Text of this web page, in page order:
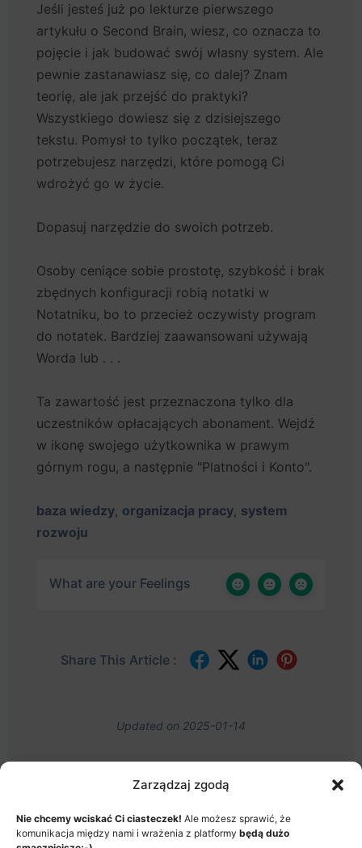
Zarządzaj zgodą
Nie chcemy wciskać Ci ciasteczek! Ale możesz sprawić, że
komunikacja między nami i wrażenia z platformy będą dużo
Jeśli jesteś już po lekturze pierwszego
artykułu o Second Brain, wiesz, co oznacza to
pojęcie i jak budować swój własny system. Ale
pewnie zastanawiasz się, co dalej? Znam
teorię, ale jak przejść do praktyki?
Wszystkiego dowiesz się z dzisiejszego
tekstu. Pomysł to tylko początek, teraz
potrzebujesz narzędzi, które pomogą Ci
wdrożyć go w życie.
Dopasuj narzędzie do swoich potrzeb.
Osoby ceniące sobie prostotę, szybkość i brak
zbędnych konfiguracji robią notatki w
Notatniku, bo to przecież oczywisty program
do notatek. Bardziej zaawansowani używają
Worda lub . . .
Ta zawartość jest przeznaczona tylko dla
uczestników opłacających abonament. Wejdź
w ikonę swojego użytkownika w prawym
górnym rogu, a następnie "Platności i Konto".
baza wiedzy, organizacja pracy, system
rozwoju
What are your Feelings
Share This Article :
Updated on 2025-01-14
JAK TO DZIAŁA?
MENU
ITEMS